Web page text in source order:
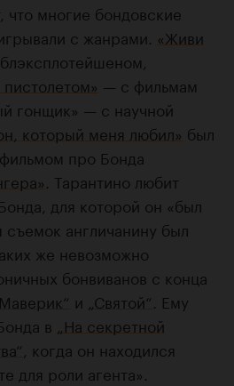
что многие бондовские
с жанрами. «Живи
— с фильмам
гонщик» — с научной
который меня любил» был
про Бонда
. Тарантино любит
для которой он «был
съемок англичанину был
же невозможно
бонвиванов с конца
„Маверик“ и „Святой“. Ему
в
„На секретной
, когда он находился
для роли агента».